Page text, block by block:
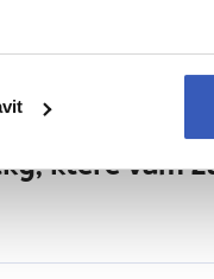
do USA
které vám